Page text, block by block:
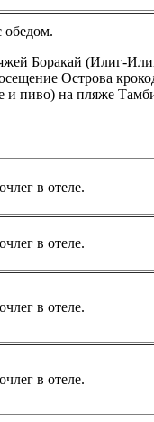
обедом.
Боракай (Илиг-
Острова
и пиво) на пляже
в отеле.
в отеле.
в отеле.
в отеле.